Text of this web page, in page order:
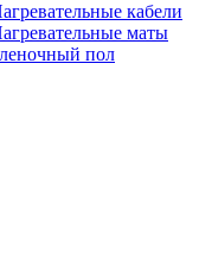
кабели
маты
пол